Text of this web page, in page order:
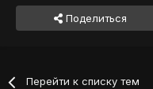
Поделиться
Перейти к списку тем